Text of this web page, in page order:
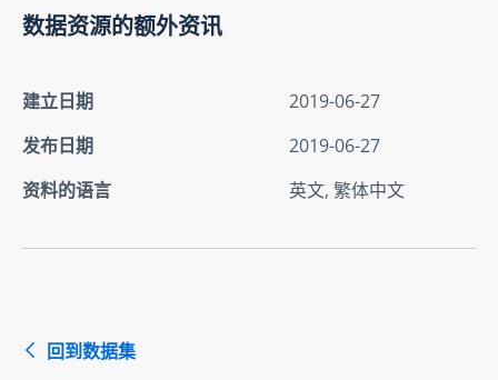
数据资源的额外资讯
建立日期
2019-06-27
发布日期
2019-06-27
资料的语言
英文, 繁体中文
回到数据集